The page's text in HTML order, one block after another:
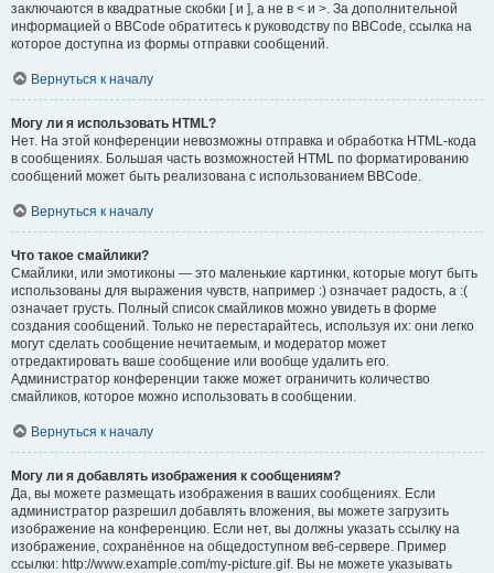
заключаются в квадратные скобки [ и ], а не в < и >. За дополнительной
информацией о BBCode обратитесь к руководству по BBCode, ссылка на
которое доступна из формы отправки сообщений.
Вернуться к началу
Могу ли я использовать HTML?
Нет. На этой конференции невозможны отправка и обработка HTML-кода
в сообщениях. Большая часть возможностей HTML по форматированию
сообщений может быть реализована с использованием BBCode.
Вернуться к началу
Что такое смайлики?
Смайлики, или эмотиконы — это маленькие картинки, которые могут быть
использованы для выражения чувств, например :) означает радость, а :(
означает грусть. Полный список смайликов можно увидеть в форме
создания сообщений. Только не перестарайтесь, используя их: они легко
могут сделать сообщение нечитаемым, и модератор может
отредактировать ваше сообщение или вообще удалить его.
Администратор конференции также может ограничить количество
смайликов, которое можно использовать в сообщении.
Вернуться к началу
Могу ли я добавлять изображения к сообщениям?
Да, вы можете размещать изображения в ваших сообщениях. Если
администратор разрешил добавлять вложения, вы можете загрузить
изображение на конференцию. Если нет, вы должны указать ссылку на
изображение, сохранённое на общедоступном веб-сервере. Пример
ссылки: http://www.example.com/my-picture.gif. Вы не можете указывать